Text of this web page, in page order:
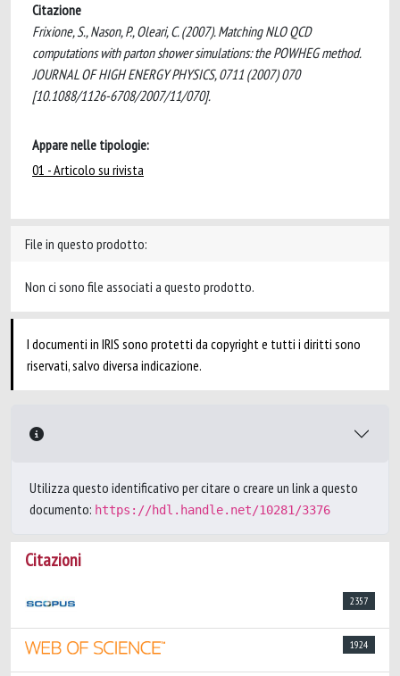
Citazione
Frixione, S., Nason, P., Oleari, C. (2007). Matching NLO QCD
computations with parton shower simulations: the POWHEG method.
JOURNAL OF HIGH ENERGY PHYSICS, 0711 (2007) 070
[10.1088/1126-6708/2007/11/070].
Appare nelle tipologie:
01 - Articolo su rivista
File in questo prodotto:
Non ci sono file associati a questo prodotto.
I documenti in IRIS sono protetti da copyright e tutti i diritti sono
riservati, salvo diversa indicazione.
Utilizza questo identificativo per citare o creare un link a questo
documento: https://hdl.handle.net/10281/3376
Citazioni
2357
1924